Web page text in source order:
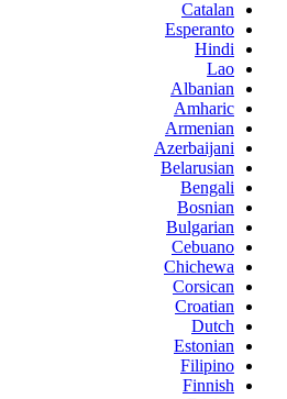
Catalan
Esperanto
Hindi
Lao
Albanian
Amharic
Armenian
Azerbaijani
Belarusian
Bengali
Bosnian
Bulgarian
Cebuano
Chichewa
Corsican
Croatian
Dutch
Estonian
Filipino
Finnish